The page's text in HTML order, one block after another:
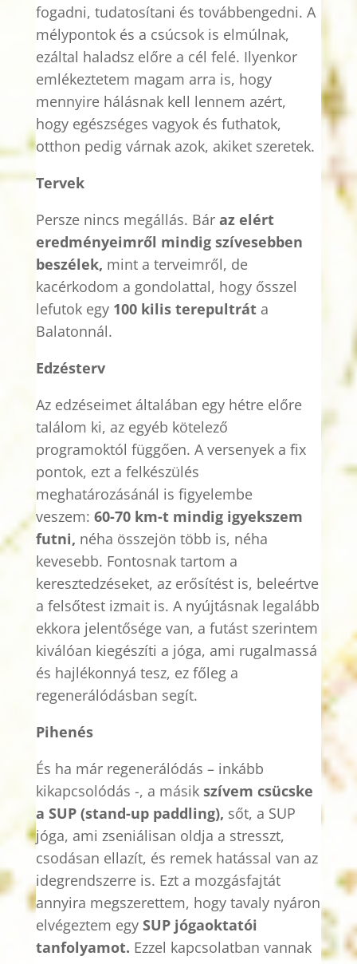
fogadni, tudatosítani és továbbengedni. A
mélypontok és a csúcsok is elmúlnak,
ezáltal haladsz előre a cél felé. Ilyenkor
emlékeztetem magam arra is, hogy
mennyire hálásnak kell lennem azért,
hogy egészséges vagyok és futhatok,
otthon pedig várnak azok, akiket szeretek.
Tervek
Persze nincs megállás. Bár az elért
eredményeimről mindig szívesebben
beszélek, mint a terveimről, de
kacérkodom a gondolattal, hogy ősszel
lefutok egy 100 kilis terepultráta
Balatonnál.
Edzésterv
Az edzéseimet általában egy hétre előre
találom ki, az egyéb kötelező
programoktól függően. A versenyek a fix
pontok, ezt a felkészülés
meghatározásánál is figyelembe
veszem: 60-70 km-t mindig igyekszem
futni, néha összejön több is, néha
kevesebb. Fontosnak tartom a
keresztedzéseket, az erősítést is, beleértve
a felsőtest izmait is. A nyújtásnak legalább
ekkora jelentősége van, a futást szerintem
kiválóan kiegészíti a jóga, ami rugalmassá
és hajlékonnyá tesz, ez főleg a
regenerálódásban segít.
Pihenés
És ha már regenerálódás – inkább
kikapcsolódás -, a másik szívem csücske
a SUP (stand-up paddling), sőt, a SUP
jóga, ami zseniálisan oldja a stresszt,
csodásan ellazít, és remek hatással van az
idegrendszerre is. Ezt a mozgásfajtát
annyira megszerettem, hogy tavaly nyáron
elvégeztem egy SUP jógaoktatói
tanfolyamot. Ezzel kapcsolatban vannak